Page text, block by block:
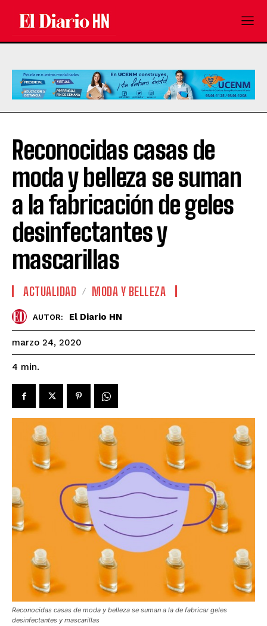
Reconocidas casas de
moda y belleza se suman
a la fabricación de geles
desinfectantes y
mascarillas
ACTUALIDAD MODA Y BELLEZA
AUTOR: El Diario HN
marzo 24, 2020
4 min.
Reconocidas casas de moda y belleza se suman a la de fabricar geles
desinfectantes y mascarillas